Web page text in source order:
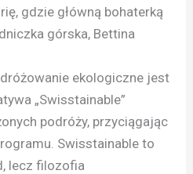
gdzie główną bohaterką
górska, Bettina
ekologiczne jest
„Swisstainable”
podróży, przyciągając
Swisstainable to
lecz filozofia